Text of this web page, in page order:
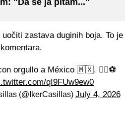
zastava duginih boja. To
orgullo a México 🇲🇽. ✌🏼⚽️
qI9FUw9ew0
(@IkerCasillas) July 4, 2026